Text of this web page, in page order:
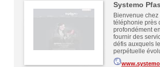
Systemo
Bienvenue
téléphonie près
profondément
fournir des
défis auxquels
perpétuelle